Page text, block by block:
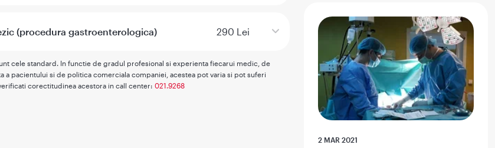
(procedura gastroenterologica) 290 Lei
cele standard. In functie de gradul profesional si experienta fiecarui medic, de
a pacientului si de politica comerciala companiei, acestea pot varia si pot suferi
corectitudinea acestora in call center: 021.9268
2 MAR 2021